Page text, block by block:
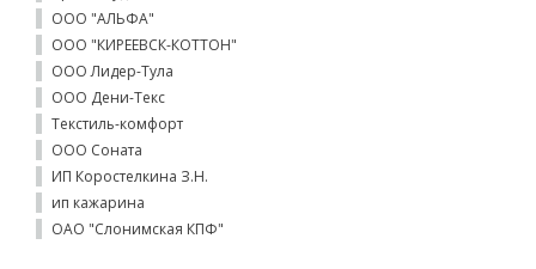
ООО "АЛЬФА"
ООО "КИРЕЕВСК-КОТТОН"
ООО Лидер-Тула
ООО Дени-Текс
Текстиль-комфорт
ООО Соната
ИП Коростелкина З.Н.
ип кажарина
ОАО "Слонимская КПФ"